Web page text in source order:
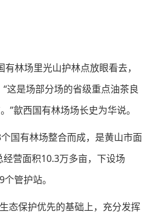
林场里光山护林点放眼看去，
这是场部分场的省级重点油茶良
”歙西国有林场场长史为华说。
国有林场整合而成，是黄山市面
营面积10.3万多亩，下设场
管护站。
态保护优先的基础上，充分发挥